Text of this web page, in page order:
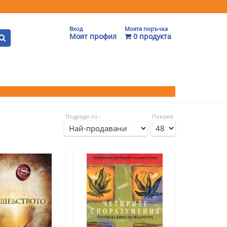
Вход
Моят профил
Моята поръчка
0 продукта
Подреди по :
Покажи
: